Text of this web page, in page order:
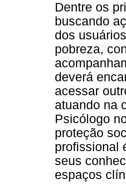
Dentre os
buscando
dos
pobreza,
deverá
acessar
atuando na
Psicólogo
proteção
profissional
seus
espaços